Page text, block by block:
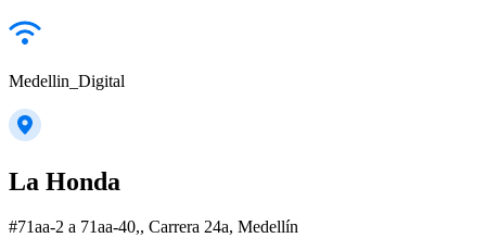
Medellin_Digital
La Honda
#71aa-2 a 71aa-40,, Carrera 24a, Medellín